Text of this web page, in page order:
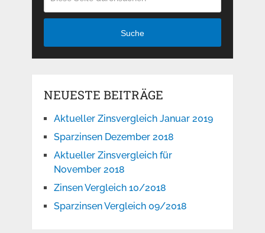
Suche
NEUESTE BEITRÄGE
Aktueller Zinsvergleich Januar 2019
Sparzinsen Dezember 2018
Aktueller Zinsvergleich für
November 2018
Zinsen Vergleich 10/2018
Sparzinsen Vergleich 09/2018